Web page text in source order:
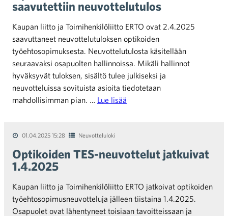
saavutettiin neuvottelutulos
Kaupan liitto ja Toimihenkilöliitto ERTO ovat 2.4.2025
saavuttaneet neuvottelutuloksen optikoiden
työehtosopimuksesta. Neuvottelutulosta käsitellään
seuraavaksi osapuolten hallinnoissa. Mikäli hallinnot
hyväksyvät tuloksen, sisältö tulee julkiseksi ja
neuvotteluissa sovituista asioita tiedotetaan
mahdollisimman pian. … Lue lisää
01.04.2025 15:28 Neuvotteluloki
Optikoiden TES-neuvottelut jatkuivat
1.4.2025
Kaupan liitto ja Toimihenkilöliitto ERTO jatkoivat optikoiden
työehtosopimusneuvotteluja jälleen tiistaina 1.4.2025.
Osapuolet ovat lähentyneet toisiaan tavoitteissaan ja